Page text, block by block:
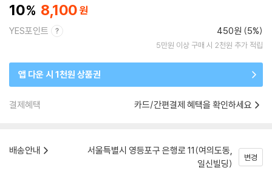
10 8,100
YES포인트 450원 (5%)
5만원 이상 구매 시 2천원 추가 적립
앱 다운 시 1천원 상품권
결제혜택 카드/간편결제 혜택을 확인하세요
배송안내
서울특별시 영등포구 은행로 11(여의도동,
일신빌딩)
변경